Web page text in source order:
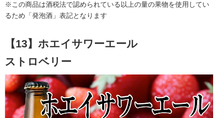
※この商品は酒税法で認められている以上の量の果物を使用してい
るため「発泡酒」表記となります
【13】ホエイサワーエール
ストロベリー